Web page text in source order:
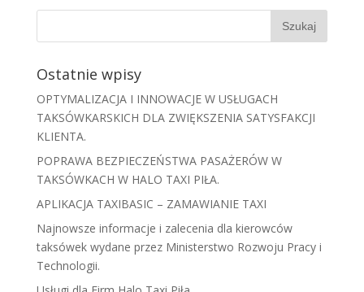
Ostatnie wpisy
OPTYMALIZACJA I INNOWACJE W USŁUGACH
TAKSÓWKARSKICH DLA ZWIĘKSZENIA SATYSFAKCJI
KLIENTA.
POPRAWA BEZPIECZEŃSTWA PASAŻERÓW W
TAKSÓWKACH W HALO TAXI PIŁA.
APLIKACJA TAXIBASIC – ZAMAWIANIE TAXI
Najnowsze informacje i zalecenia dla kierowców
taksówek wydane przez Ministerstwo Rozwoju Pracy i
Technologii.